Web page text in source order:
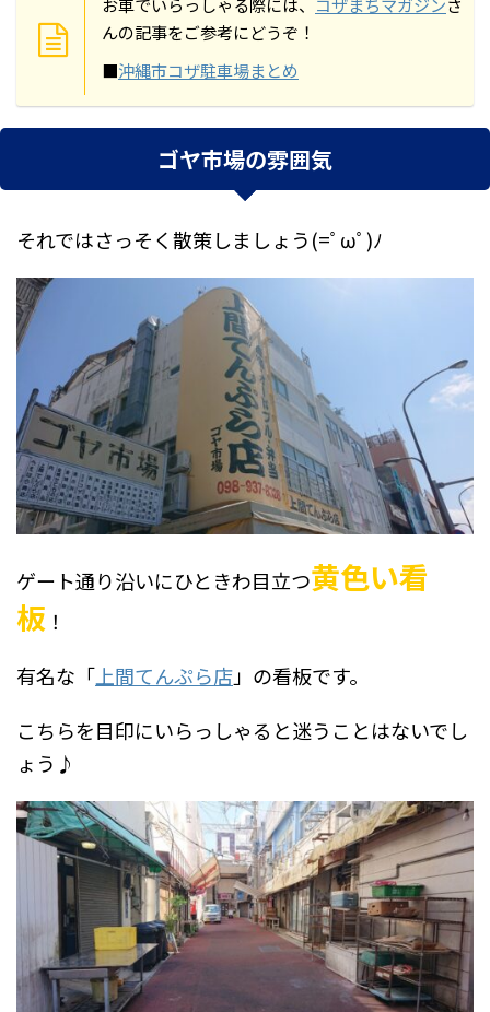
んの記事をご参考にどうぞ！
■沖縄市コザ駐車場まとめ
ゴヤ市場の雰囲気
それではさっそく散策しましょう(=ﾟωﾟ)ﾉ
ゲート通り沿いにひときわ目立つ黄色い看
板 ！
有名な「 上間てんぷら店」の看板です。
こちらを目印にいらっしゃると迷うことはないでし
ょう♪